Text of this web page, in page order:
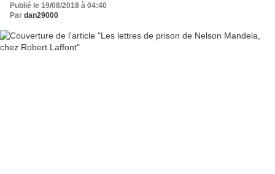
Publié le 19/08/2018 à 04:40
Par dan29000